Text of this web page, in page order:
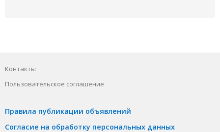
Контакты
Пользовательское соглашение
Правила публикации объявлений
Согласие на обработку персональных данных